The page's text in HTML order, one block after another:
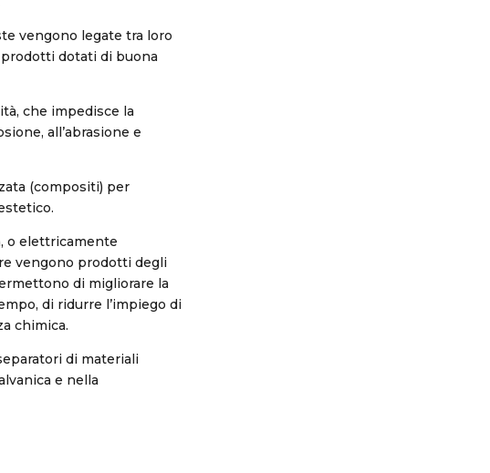
vengono legate tra loro
dotati di buona
che impedisce la
all’abrasione e
(compositi) per
o elettricamente
vengono prodotti degli
di migliorare la
di ridurre l’impiego di
chimica.
di materiali
e nella